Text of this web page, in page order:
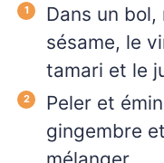
Dans un
sésame, le
tamari et le
Peler et
gingembre